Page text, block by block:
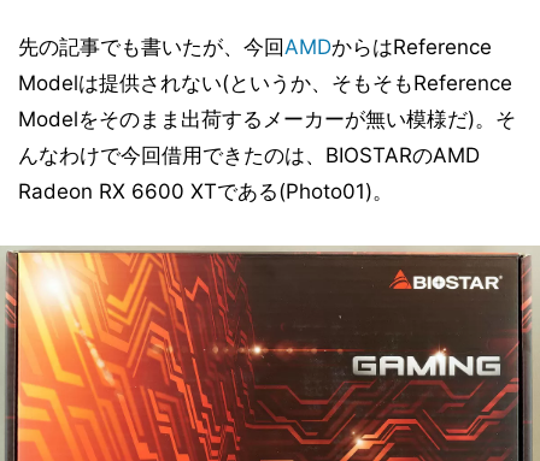
先の記事でも書いたが、今回AMDからはReference
Modelは提供されない(というか、そもそもReference
Modelをそのまま出荷するメーカーが無い模様だ)。そ
んなわけで今回借用できたのは、BIOSTARのAMD
Radeon RX 6600 XTである(Photo01)。